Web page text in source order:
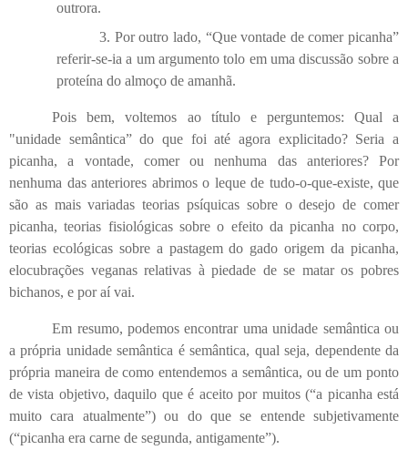
outrora.
3. Por outro lado, “Que vontade de comer picanha”
referir-se-ia a um argumento tolo em uma discussão sobre a
proteína do almoço de amanhã.
Pois bem, voltemos ao título e perguntemos: Qual a
"unidade semântica” do que foi até agora explicitado? Seria a
picanha, a vontade, comer ou nenhuma das anteriores? Por
nenhuma das anteriores abrimos o leque de tudo-o-que-existe, que
são as mais variadas teorias psíquicas sobre o desejo de comer
picanha, teorias fisiológicas sobre o efeito da picanha no corpo,
teorias ecológicas sobre a pastagem do gado origem da picanha,
elocubrações veganas relativas à piedade de se matar os pobres
bichanos, e por aí vai.
Em resumo, podemos encontrar uma unidade semântica ou
a própria unidade semântica é semântica, qual seja, dependente da
própria maneira de como entendemos a semântica, ou de um ponto
de vista objetivo, daquilo que é aceito por muitos (“a picanha está
muito cara atualmente”) ou do que se entende subjetivamente
(“picanha era carne de segunda, antigamente”).